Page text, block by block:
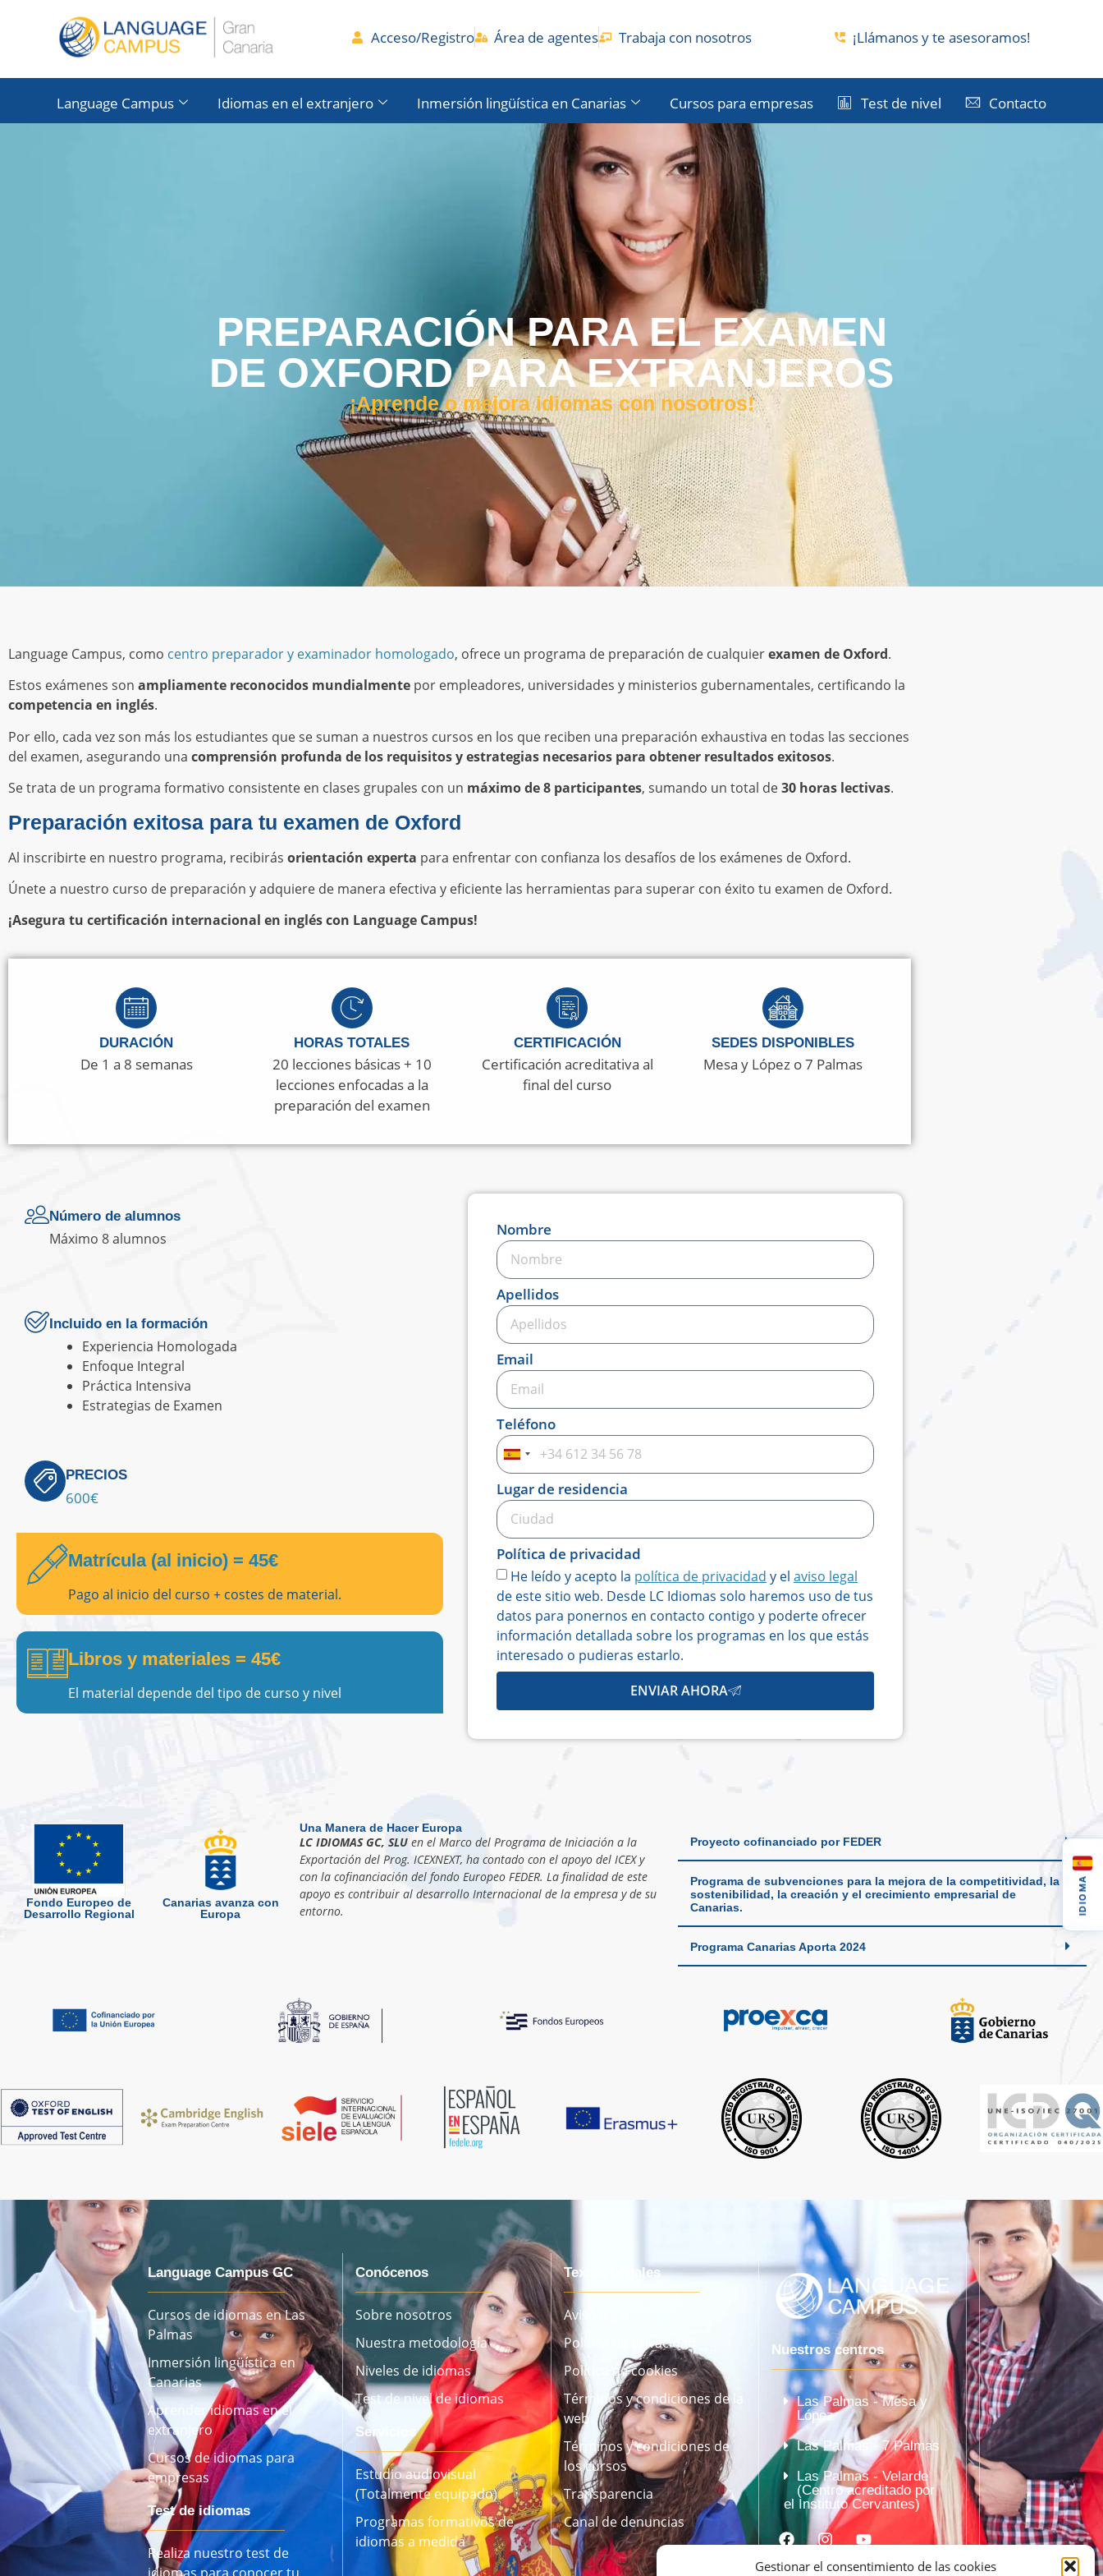
Gestionar el consentimiento de las cookies
Acceso/Registro Área de agentes Trabaja con nosotros ¡Llámanos y te asesoramos!
Language Campus Idiomas en el extranjero Inmersión lingüística en Canarias Cursos para empresas Test de nivel Contacto
PREPARACIÓN PARA EL EXAMEN
DE OXFORD PARA EXTRANJEROS
¡Aprende o mejora idiomas con nosotros!
Language Campus, como centro preparador y examinador homologado, ofrece un programa de preparación de cualquierexamen de Oxford.
Estos exámenes son ampliamente reconocidos mundialmente por empleadores, universidades y ministerios gubernamentales, certificando la
competencia en inglés.
Por ello, cada vez son más los estudiantes que se suman a nuestros cursos en los que reciben una preparación exhaustiva en todas las secciones
del examen, asegurando una comprensión profunda de los requisitos y estrategias necesarios para obtener resultados exitosos.
Se trata de un programa formativo consistente en clases grupales con un máximo de 8 participantes, sumando un total de30 horas lectivas.
Preparación exitosa para tu examen de Oxford
Al inscribirte en nuestro programa, recibirás orientación experta para enfrentar con confianza los desafíos de los exámenes de Oxford.
Únete a nuestro curso de preparación y adquiere de manera efectiva y eficiente las herramientas para superar con éxito tu examen de Oxford.
¡Asegura tu certificación internacional en inglés con Language Campus!
DURACIÓN
De 1 a 8 semanas
HORAS TOTALES
20 lecciones básicas + 10
lecciones enfocadas a la
preparación del examen
CERTIFICACIÓN
Certificación acreditativa al
final del curso
SEDES DISPONIBLES
Mesa y López o 7 Palmas
Número de alumnos
Máximo 8 alumnos
Incluido en la formación
Experiencia Homologada
Enfoque Integral
Práctica Intensiva
Estrategias de Examen
PRECIOS
600€
Matrícula (al inicio) = 45€
Pago al inicio del curso + costes de material.
Libros y materiales = 45€
El material depende del tipo de curso y nivel
Nombre
Apellidos
Email
Teléfono
Spain
+34
Lugar de residencia
Política de privacidad
He leído y acepto la política de privacidad y el aviso legal
de este sitio web. Desde LC Idiomas solo haremos uso de tus
datos para ponernos en contacto contigo y poderte ofrecer
información detallada sobre los programas en los que estás
interesado o pudieras estarlo.
ENVIAR AHORA
Fondo Europeo de
Desarrollo Regional
Canarias avanza con
Europa
Una Manera de Hacer Europa
LC IDIOMAS GC, SLUen el Marco del Programa de Iniciación a la
Exportación del Prog. ICEXNEXT, ha contado con el apoyo del ICEX y
con la cofinanciación del fondo Europeo FEDER. La finalidad de este
apoyo es contribuir al desarrollo Internacional de la empresa y de su
entorno.
Proyecto cofinanciado por FEDER
Programa de subvenciones para la mejora de la competitividad, la
sostenibilidad, la creación y el crecimiento empresarial de
Canarias.
Programa Canarias Aporta 2024
Language Campus GC
Cursos de idiomas en Las
Palmas
Inmersión lingüística en
Canarias
Aprender idiomas en el
extranjero
Cursos de idiomas para
empresas
Test de idiomas
Realiza nuestro test de
idiomas para conocer tu
Conócenos
Sobre nosotros
Nuestra metodología
Niveles de idiomas
Test de nivel de idiomas
Servicios
Estudio audiovisual
(Totalmente equipado)
Programas formativos de
idiomas a medida
Textos Legales
Aviso legal
Política de privacidad
Política de cookies
Términos y condiciones de la
web
Términos y condiciones de
los cursos
Transparencia
Canal de denuncias
Nuestros centros
Las Palmas - Mesa y
López
Las Palmas - 7 Palmas
Las Palmas - Velarde
(Centro acreditado por
el Instituto Cervantes)
IDIOMA